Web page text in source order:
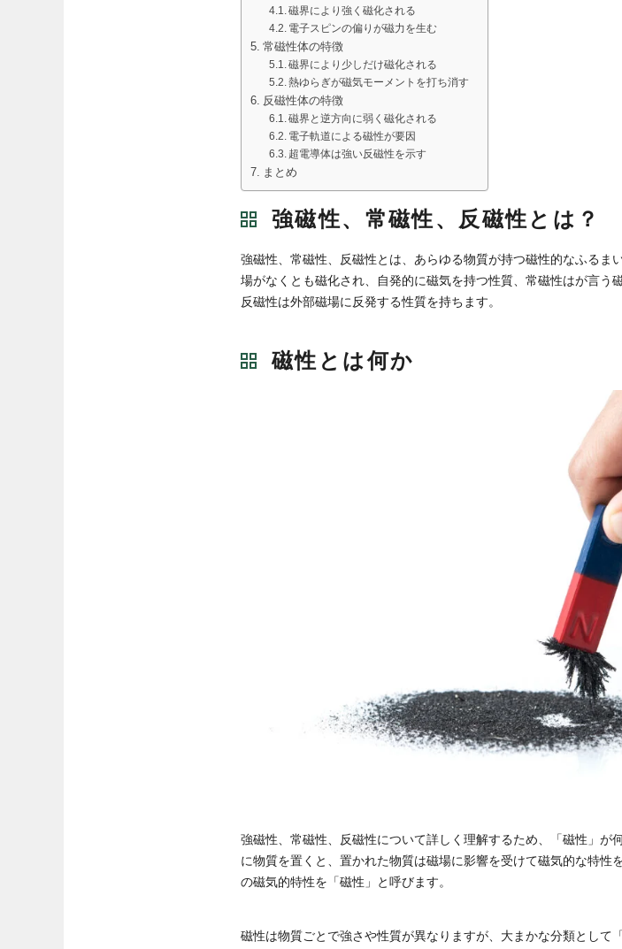
磁界により強く磁化される
電子スピンの偏りが磁力を生む
常磁性体の特徴
磁界により少しだけ磁化される
熱ゆらぎが磁気モーメントを打ち消す
反磁性体の特徴
磁界と逆方向に弱く磁化される
電子軌道による磁性が要因
超電導体は強い反磁性を示す
まとめ
強磁性、常磁性、反磁性とは？
強磁性、常磁性、反磁性とは、あらゆる物質が持つ磁性的なふる
場がなくとも磁化され、自発的に磁気を持つ性質、常磁性はが言う
反磁性は外部磁場に反発する性質を持ちます。
磁性とは何か
強磁性、常磁性、反磁性について詳しく理解するため、「磁性」
に物質を置くと、置かれた物質は磁場に影響を受けて磁気的な特
の磁気的特性を「磁性」と呼びます。
磁性は物質ごとで強さや性質が異なりますが、大まかな分類として